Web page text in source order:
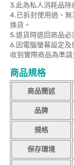
3.此為私人消耗品除
4.已拆封使用過、
換貨。
5.退貨時退回商品必
6.因電腦螢幕設定及
收到實際商品為準請
商品規格
商品簡述
品牌
規格
保存環境